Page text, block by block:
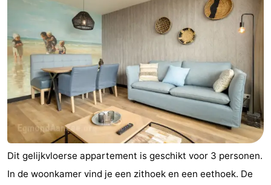
Dit gelijkvloerse appartement is geschikt voor 3 personen.
In de woonkamer vind je een zithoek en een eethoek. De